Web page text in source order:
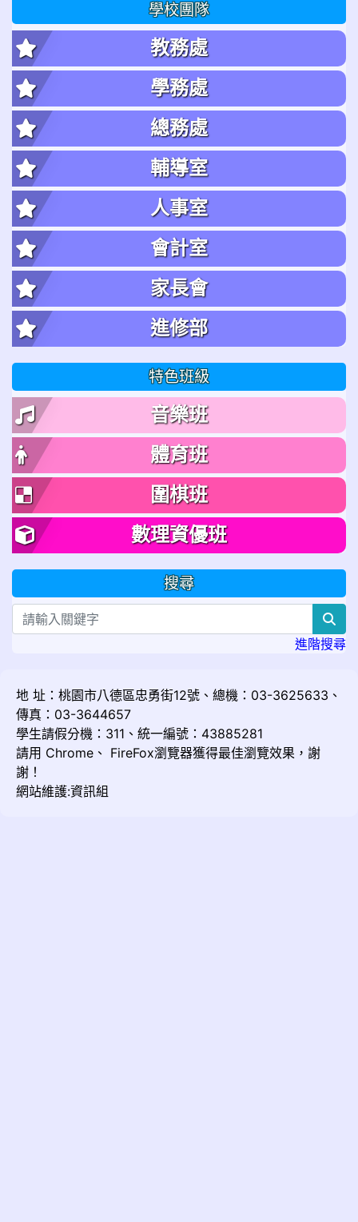
學校團隊
教務處
學務處
總務處
輔導室
人事室
會計室
家長會
進修部
特色班級
音樂班
體育班
圍棋班
數理資優班
搜尋
進階搜尋
地 址：桃園市八德區忠勇街12號、總機：03-3625633、
傳真：03-3644657
學生請假分機：311、統一編號：43885281
請用 Chrome 、 FireFox瀏覽器獲得最佳瀏覽效果，謝
謝！
網站維護:資訊組